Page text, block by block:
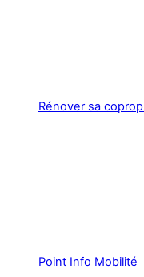
Rénover sa
Point Info Mobilité